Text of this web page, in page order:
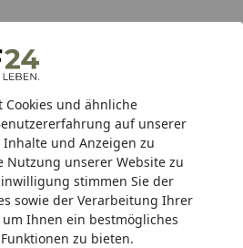
Cookies und ähnliche
auf unserer
und Anzeigen zu
Nutzung unserer Website zu
stimmen Sie der
sowie der Verarbeitung Ihrer
Ihnen ein bestmögliches
zu bieten.
Hotline
Sandfilteranlage & Pool-
bis 468,99€)